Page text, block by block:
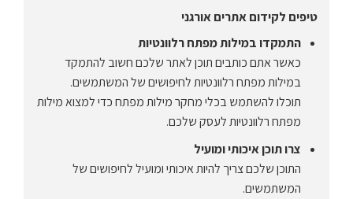
טיפים לקידום אתרים אורגני
התמקדו במילות מפתח רלוונטיות
כאשר אתם כותבים תוכן לאתר שלכם חשוב להתמקד
במילות מפתח רלוונטיות לחיפושים של המשתמשים.
תוכלו להשתמש בכלי מחקר מילות מפתח כדי למצוא מילות
מפתח רלוונטיות לעסק שלכם.
צרו תוכן איכותי ומועיל
התוכן שלכם צריך להיות איכותי ומועיל לחיפושים של
המשתמשים.